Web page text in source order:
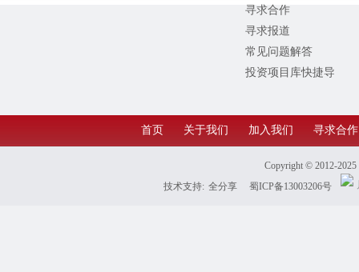
寻求合作
寻求报道
常见问题解答
投资项目库快捷导
首页 关于我们 加入我们 寻求合作
Copyright © 2012-2025
技术支持: 全分享 蜀ICP备13003206号